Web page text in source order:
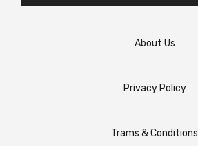
About Us
Privacy Policy
Trams & Conditions